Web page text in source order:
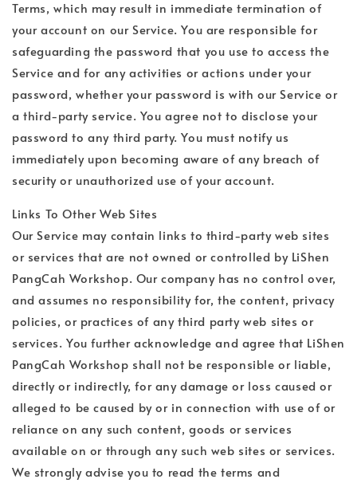
Terms, which may result in immediate termination of
your account on our Service. You are responsible for
safeguarding the password that you use to access the
Service and for any activities or actions under your
password, whether your password is with our Service or
a third-party service. You agree not to disclose your
password to any third party. You must notify us
immediately upon becoming aware of any breach of
security or unauthorized use of your account.
Links To Other Web Sites
Our Service may contain links to third-party web sites
or services that are not owned or controlled by LiShen
PangCah Workshop. Our company has no control over,
and assumes no responsibility for, the content, privacy
policies, or practices of any third party web sites or
services. You further acknowledge and agree that LiShen
PangCah Workshop shall not be responsible or liable,
directly or indirectly, for any damage or loss caused or
alleged to be caused by or in connection with use of or
reliance on any such content, goods or services
available on or through any such web sites or services.
We strongly advise you to read the terms and